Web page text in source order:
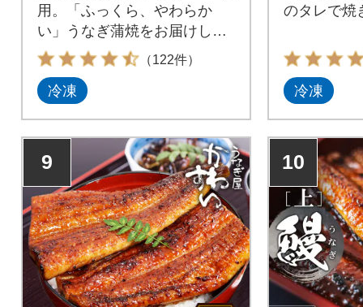
用。「ふっくら、やわらか
い」うなぎ蒲焼をお届けしま
す。
（122件）
冷凍
のタレで焼
冷凍
9 10